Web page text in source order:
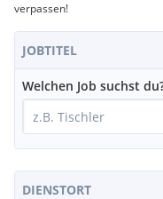
verpassen!
JOBTITEL
Welchen Job suchst
DIENSTORT